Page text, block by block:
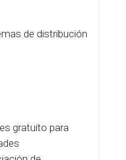
de distribución
gratuito para